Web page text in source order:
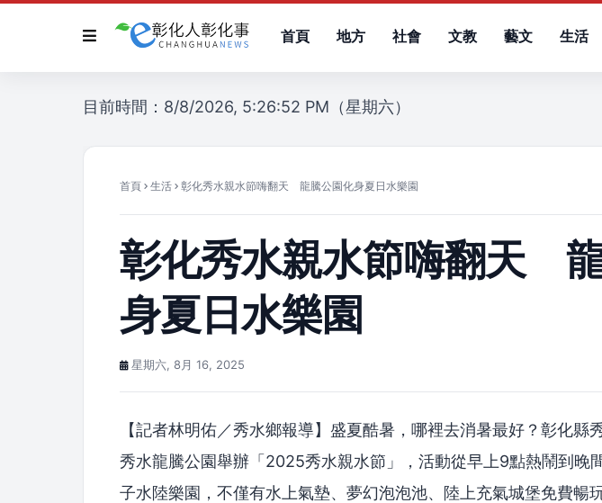
首頁 地方 社會 文教 藝文 生活
目前時間：8/8/2026, 5:26:52 PM（星期六）
首頁 生活 彰化秀水親水節嗨翻天 龍騰公園化身夏日水樂園
彰化秀水親水節嗨翻天
身夏日水樂園
星期六, 8月 16, 2025
【記者林明佑／秀水鄉報導】盛夏酷暑，哪裡去消暑最好？彰化縣
秀水龍騰公園舉辦「2025秀水親水節」，活動從早上9點熱鬧到晚
子水陸樂園，不僅有水上氣墊、夢幻泡泡池、陸上充氣城堡免費暢